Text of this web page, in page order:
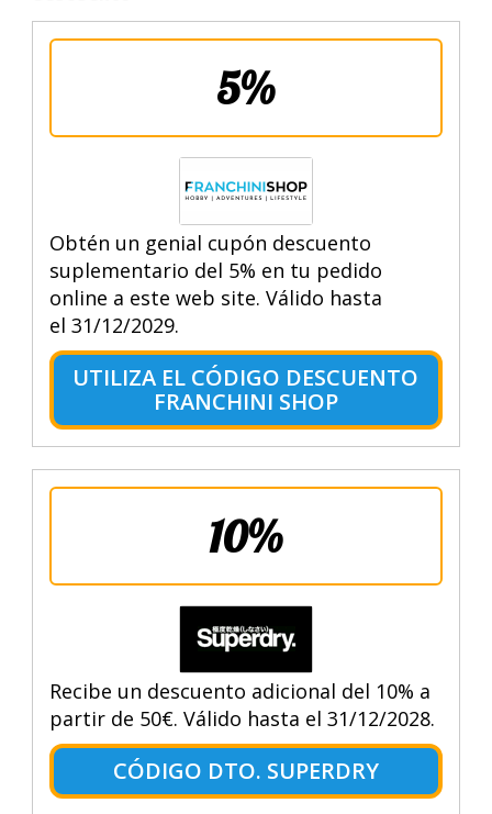
5%
Obtén un genial cupón descuento
suplementario del 5% en tu pedido
online a este web site. Válido hasta
el 31/12/2029.
UTILIZA EL CÓDIGO DESCUENTO
FRANCHINI SHOP
10%
Recibe un descuento adicional del 10% a
partir de 50€. Válido hasta el 31/12/2028.
CÓDIGO DTO. SUPERDRY